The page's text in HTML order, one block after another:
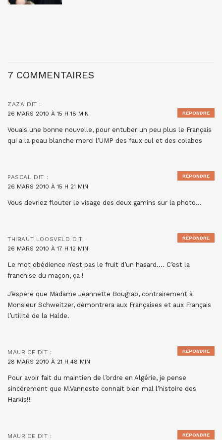
7 COMMENTAIRES
ZAZA DIT :
26 MARS 2010 À 15 H 18 MIN
Vouais une bonne nouvelle, pour entuber un peu plus le Français
qui a la peau blanche merci l’UMP des faux cul et des colabos
RÉPONDRE
PASCAL DIT :
26 MARS 2010 À 15 H 21 MIN
Vous devriez flouter le visage des deux gamins sur la photo…
RÉPONDRE
THIBAUT LOOSVELD DIT :
26 MARS 2010 À 17 H 12 MIN
Le mot obédience n’est pas le fruit d’un hasard…. C’est la
franchise du maçon, ça !
J’espère que Madame Jeannette Bougrab, contrairement à
Monsieur Schweitzer, démontrera aux Françaises et aux Français
l’utilité de la Halde.
RÉPONDRE
MAURICE DIT :
28 MARS 2010 À 21 H 48 MIN
Pour avoir fait du maintien de l’ordre en Algérie, je pense
sincérement que M.Vanneste connait bien mal l’histoire des
Harkis!!
RÉPONDRE
MAURICE DIT :
RÉPONDRE